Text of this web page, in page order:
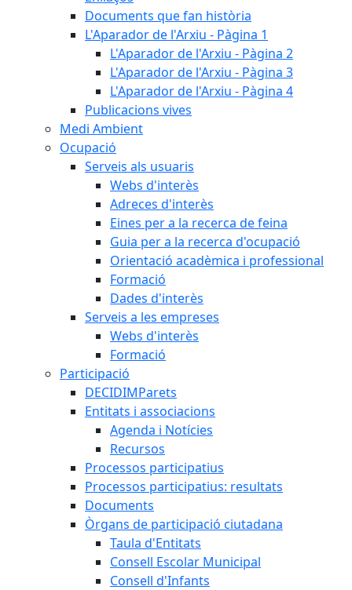
Documents que fan història
L'Aparador de l'Arxiu - Pàgina 1
L'Aparador de l'Arxiu - Pàgina 2
L'Aparador de l'Arxiu - Pàgina 3
L'Aparador de l'Arxiu - Pàgina 4
Publicacions vives
Medi Ambient
Ocupació
Serveis als usuaris
Webs d'interès
Adreces d'interès
Eines per a la recerca de feina
Guia per a la recerca d'ocupació
Orientació acadèmica i professional
Formació
Dades d'interès
Serveis a les empreses
Webs d'interès
Formació
Participació
DECIDIMParets
Entitats i associacions
Agenda i Notícies
Recursos
Processos participatius
Processos participatius: resultats
Documents
Òrgans de participació ciutadana
Taula d'Entitats
Consell Escolar Municipal
Consell d'Infants